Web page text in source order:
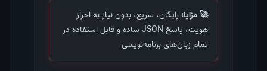
🚀 مزایا: رایگان، سریع، بدون نیاز به احراز
هویت، پاسخ JSON ساده و قابل استفاده در
تمام زبان‌های برنامه‌نویسی